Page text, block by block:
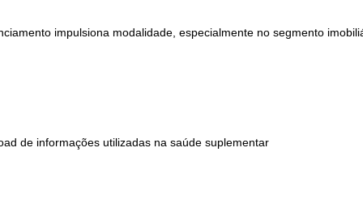
impulsiona modalidade, especialmente no segmento
de informações utilizadas na saúde suplementar